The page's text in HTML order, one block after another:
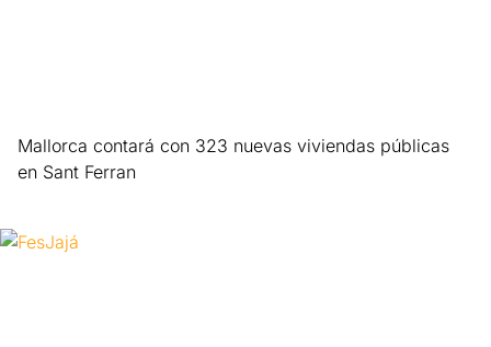
Mallorca contará con 323 nuevas viviendas públicas
en Sant Ferran